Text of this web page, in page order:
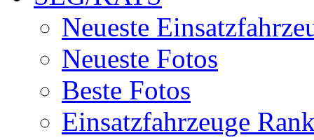
Neueste
Neueste Fotos
Beste Fotos
Einsatzfahrzeuge